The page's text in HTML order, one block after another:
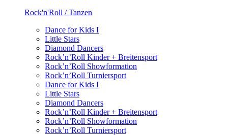
Rock'n'Roll / Tanzen
Dance for Kids I
Little Stars
Diamond Dancers
Rock’n’Roll Kinder + Breitensport
Rock’n’Roll Showformation
Rock’n’Roll Turniersport
Dance for Kids I
Little Stars
Diamond Dancers
Rock’n’Roll Kinder + Breitensport
Rock’n’Roll Showformation
Rock’n’Roll Turniersport